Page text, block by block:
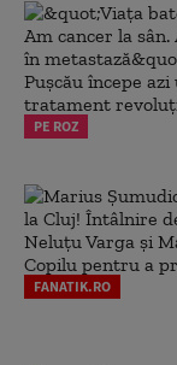
PE ROZ
FANATIK.RO